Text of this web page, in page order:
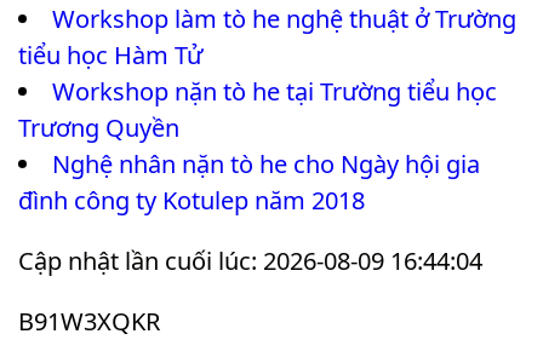
Workshop làm tò he nghệ thuật ở Trường
tiểu học Hàm Tử
Workshop nặn tò he tại Trường tiểu học
Trương Quyền
Nghệ nhân nặn tò he cho Ngày hội gia
đình công ty Kotulep năm 2018
Cập nhật lần cuối lúc: 2026-08-09 16:44:04
B91W3XQKR